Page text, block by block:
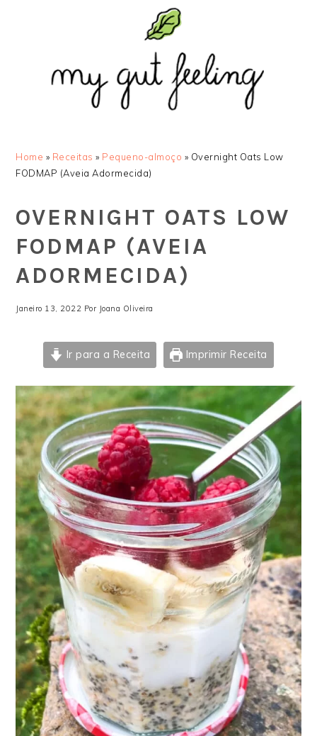
Home » Receitas » Pequeno-almoço » Overnight Oats Low
FODMAP (Aveia Adormecida)
OVERNIGHT OATS LOW
FODMAP (AVEIA
ADORMECIDA)
Janeiro 13, 2022 Por Joana Oliveira
Ir para a Receita Imprimir Receita